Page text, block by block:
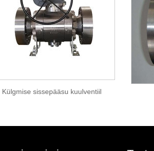
Külgmise sissepääsu kuulventiil